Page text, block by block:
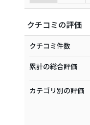
クチコミの評価
クチコミ件数
累計の総合評価
カテゴリ別の評価